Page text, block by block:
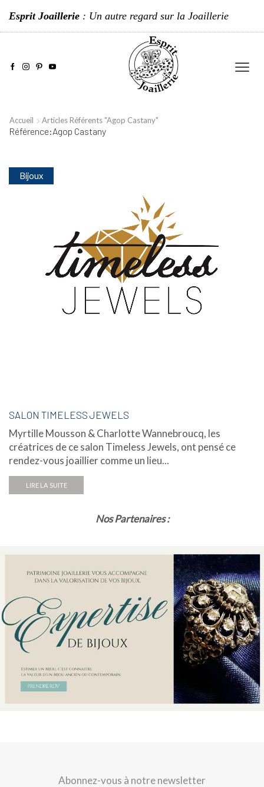
Esprit Joaillerie : Un autre regard sur la Joaillerie
Accueil Articles Référents "Agop Castany"
Référence:Agop Castany
Bijoux
SALON TIMELESS JEWELS
Myrtille Mousson & Charlotte Wannebroucq, les
créatrices de ce salon Timeless Jewels, ont pensé ce
rendez-vous joaillier comme un lieu...
LIRE LA SUITE
Nos Partenaires :
Abonnez-vous à notre newsletter